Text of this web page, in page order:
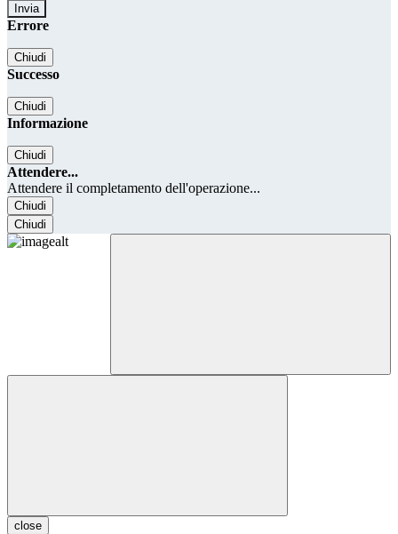
Errore
Chiudi
Successo
Chiudi
Informazione
Chiudi
Attendere...
Attendere il completamento dell'operazione...
Chiudi
Chiudi
close